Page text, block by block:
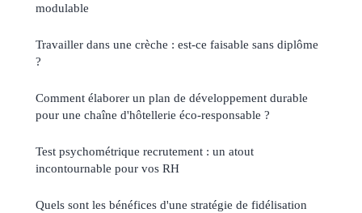
modulable
Travailler dans une crèche : est-ce faisable sans diplôme
?
Comment élaborer un plan de développement durable
pour une chaîne d'hôtellerie éco-responsable ?
Test psychométrique recrutement : un atout
incontournable pour vos RH
Quels sont les bénéfices d'une stratégie de fidélisation